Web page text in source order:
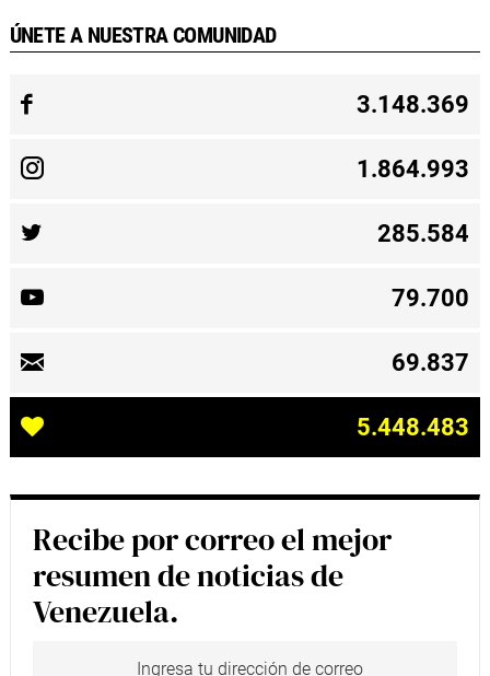
ÚNETE A NUESTRA COMUNIDAD
3.148.369
1.864.993
285.584
79.700
69.837
5.448.483
Recibe por correo el mejor
resumen de noticias de
Venezuela.